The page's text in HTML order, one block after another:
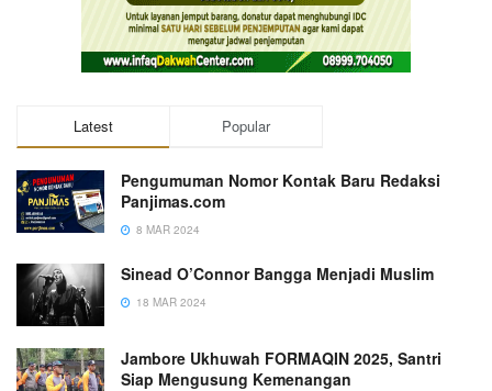
Latest Popular
Pengumuman Nomor Kontak Baru Redaksi
Panjimas.com
8 MAR 2024
Sinead O’Connor Bangga Menjadi Muslim
18 MAR 2024
Jambore Ukhuwah FORMAQIN 2025, Santri
Siap Mengusung Kemenangan